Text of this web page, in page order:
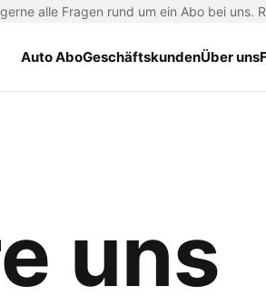
alle Fragen rund um ein Abo bei uns.
Auto AboGeschäftskundenÜber uns
uns